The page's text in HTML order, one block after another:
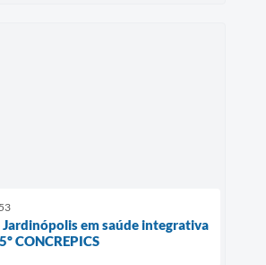
Jardinópolis em saúde integrativa
CONCREPICS